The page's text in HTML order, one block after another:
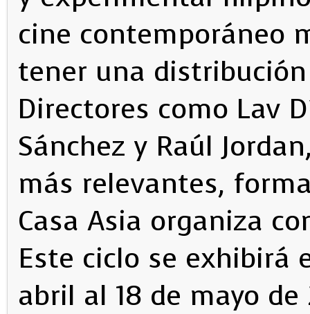
cine contemporáneo
tener una
Directores como Lav
Sánchez y Raúl
más relevantes,
Casa Asia organiza
Este ciclo se exhibirá
abril al 18 de mayo